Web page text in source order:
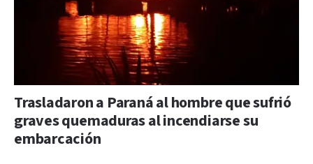
Trasladaron a Paraná al hombre que sufrió
graves quemaduras al incendiarse su
embarcación